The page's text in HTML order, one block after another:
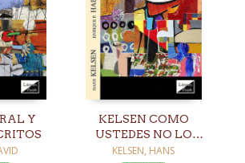
Y
KELSEN COMO
USTEDES NO LO
CONOCEN
KELSEN, HANS